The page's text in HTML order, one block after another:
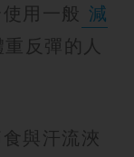
用一般 減
反彈的人
與汗流浹